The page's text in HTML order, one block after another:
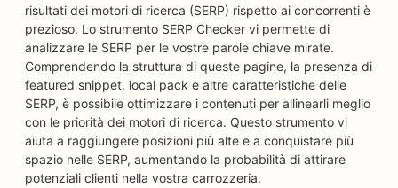
risultati dei motori di ricerca (SERP) rispetto ai concorrenti è
prezioso. Lo strumento SERP Checker vi permette di
analizzare le SERP per le vostre parole chiave mirate.
Comprendendo la struttura di queste pagine, la presenza di
featured snippet, local pack e altre caratteristiche delle
SERP, è possibile ottimizzare i contenuti per allinearli meglio
con le priorità dei motori di ricerca. Questo strumento vi
aiuta a raggiungere posizioni più alte e a conquistare più
spazio nelle SERP, aumentando la probabilità di attirare
potenziali clienti nella vostra carrozzeria.